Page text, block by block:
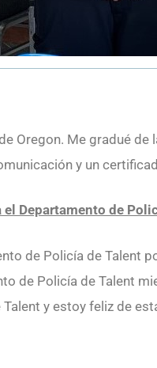
Oregon. Me gradué de
y un
Departamento de
de Policía de Talent
de Policía de Talent
y estoy feliz de